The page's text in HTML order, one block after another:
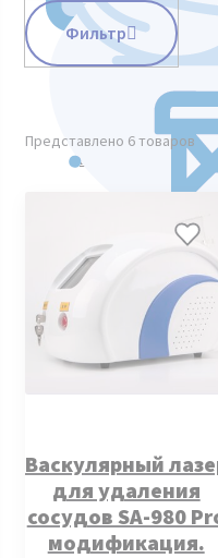
Курсы
Фильтр
Представлено 6 товаров
Васкулярный
для удаления
сосудов SA-980
модификация.